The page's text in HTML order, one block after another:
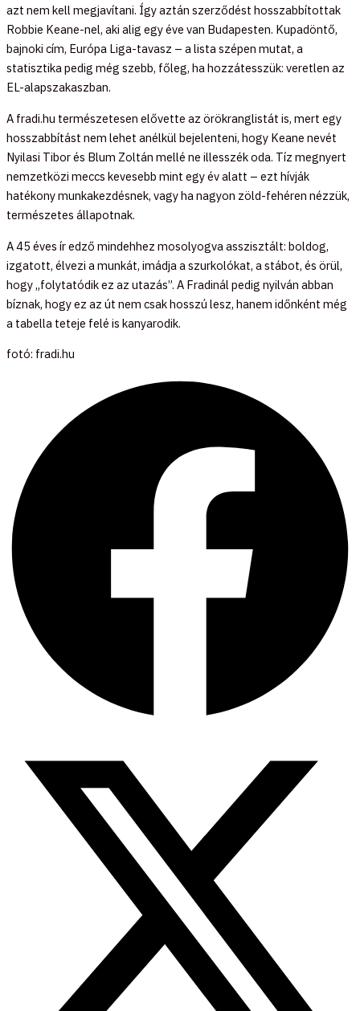
azt nem kell megjavítani. Így aztán szerződést hosszabbítottak
Robbie Keane-nel, aki alig egy éve van Budapesten. Kupadöntő,
bajnoki cím, Európa Liga-tavasz – a lista szépen mutat, a
statisztika pedig még szebb, főleg, ha hozzátesszük: veretlen az
EL-alapszakaszban.
A fradi.hu természetesen elővette az örökranglistát is, mert egy
hosszabbítást nem lehet anélkül bejelenteni, hogy Keane nevét
Nyilasi Tibor és Blum Zoltán mellé ne illesszék oda. Tíz megnyert
nemzetközi meccs kevesebb mint egy év alatt – ezt hívják
hatékony munkakezdésnek, vagy ha nagyon zöld-fehéren nézzük,
természetes állapotnak.
A 45 éves ír edző mindehhez mosolyogva asszisztált: boldog,
izgatott, élvezi a munkát, imádja a szurkolókat, a stábot, és örül,
hogy „folytatódik ez az utazás”. A Fradinál pedig nyilván abban
bíznak, hogy ez az út nem csak hosszú lesz, hanem időnként még
a tabella teteje felé is kanyarodik.
fotó: fradi.hu